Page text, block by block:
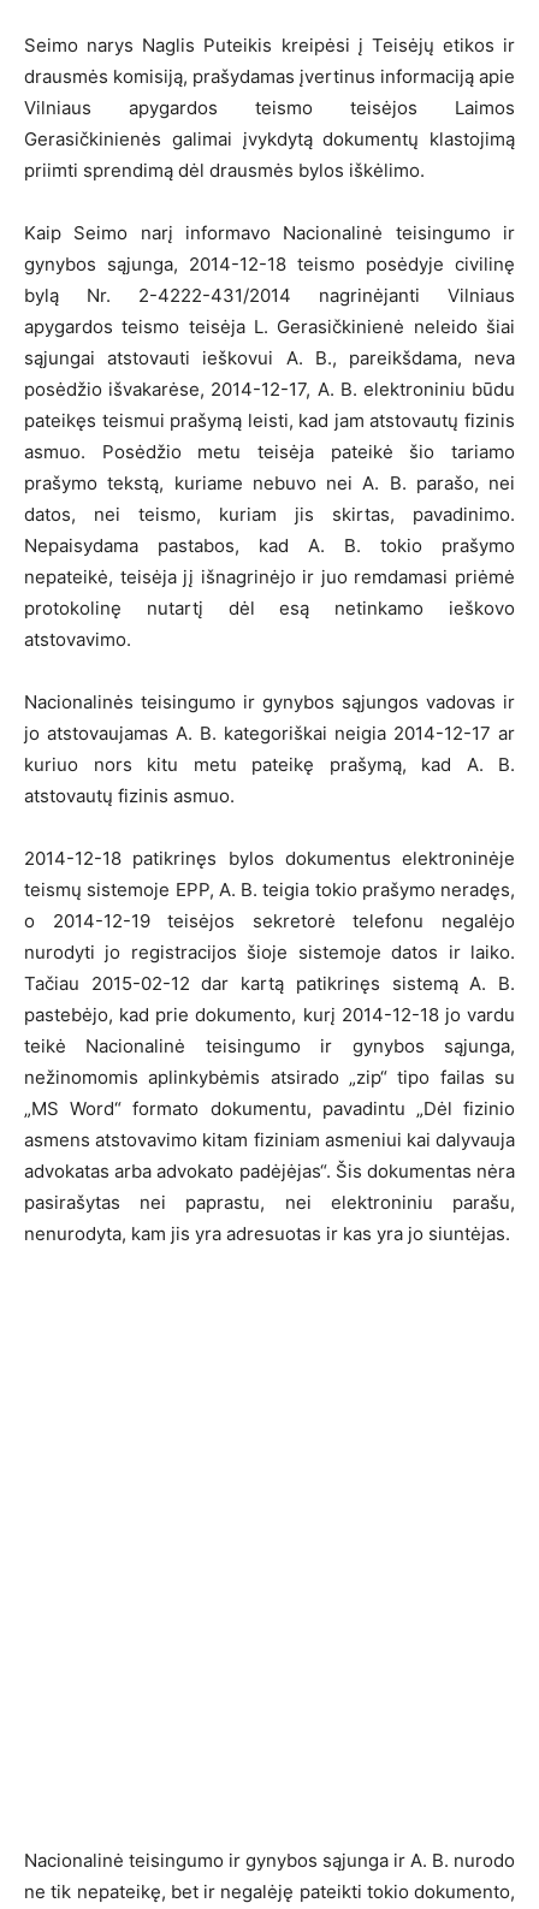
Seimo narys Naglis Puteikis kreipėsi į Teisėjų etikos ir
drausmės komisiją, prašydamas įvertinus informaciją apie
Vilniaus apygardos teismo teisėjos Laimos
Gerasičkinienės galimai įvykdytą dokumentų klastojimą
priimti sprendimą dėl drausmės bylos iškėlimo.
Kaip Seimo narį informavo Nacionalinė teisingumo ir
gynybos sąjunga, 2014-12-18 teismo posėdyje civilinę
bylą Nr. 2-4222-431/2014 nagrinėjanti Vilniaus
apygardos teismo teisėja L. Gerasičkinienė neleido šiai
sąjungai atstovauti ieškovui A. B., pareikšdama, neva
posėdžio išvakarėse, 2014-12-17, A. B. elektroniniu būdu
pateikęs teismui prašymą leisti, kad jam atstovautų fizinis
asmuo. Posėdžio metu teisėja pateikė šio tariamo
prašymo tekstą, kuriame nebuvo nei A. B. parašo, nei
datos, nei teismo, kuriam jis skirtas, pavadinimo.
Nepaisydama pastabos, kad A. B. tokio prašymo
nepateikė, teisėja jį išnagrinėjo ir juo remdamasi priėmė
protokolinę nutartį dėl esą netinkamo ieškovo
atstovavimo.
Nacionalinės teisingumo ir gynybos sąjungos vadovas ir
jo atstovaujamas A. B. kategoriškai neigia 2014-12-17 ar
kuriuo nors kitu metu pateikę prašymą, kad A. B.
atstovautų fizinis asmuo.
2014-12-18 patikrinęs bylos dokumentus elektroninėje
teismų sistemoje EPP, A. B. teigia tokio prašymo neradęs,
o 2014-12-19 teisėjos sekretorė telefonu negalėjo
nurodyti jo registracijos šioje sistemoje datos ir laiko.
Tačiau 2015-02-12 dar kartą patikrinęs sistemą A. B.
pastebėjo, kad prie dokumento, kurį 2014-12-18 jo vardu
teikė Nacionalinė teisingumo ir gynybos sąjunga,
nežinomomis aplinkybėmis atsirado „zip“ tipo failas su
„MS Word“ formato dokumentu, pavadintu „Dėl fizinio
asmens atstovavimo kitam fiziniam asmeniui kai dalyvauja
advokatas arba advokato padėjėjas“. Šis dokumentas nėra
pasirašytas nei paprastu, nei elektroniniu parašu,
nenurodyta, kam jis yra adresuotas ir kas yra jo siuntėjas.
Nacionalinė teisingumo ir gynybos sąjunga ir A. B. nurodo
ne tik nepateikę, bet ir negalėję pateikti tokio dokumento,